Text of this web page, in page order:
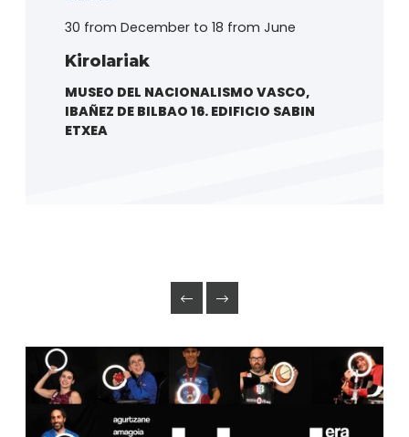
30 from December to 18 from June
Kirolariak
MUSEO DEL NACIONALISMO VASCO,
IBAÑEZ DE BILBAO 16. EDIFICIO SABIN
ETXEA